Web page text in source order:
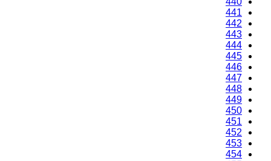
441
442
443
444
445
446
447
448
449
450
451
452
453
454